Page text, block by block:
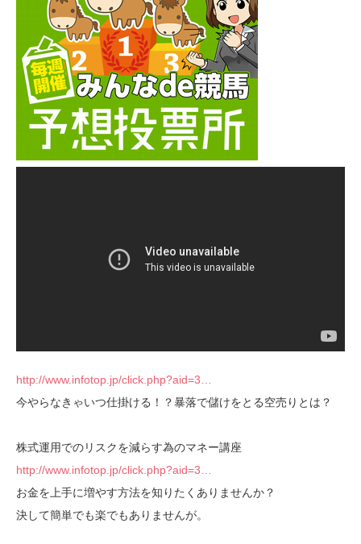
http://www.infotop.jp/click.php?aid=3…
今やらなきゃいつ仕掛ける！？暴落で儲けをとる空売りとは？
株式運用でのリスクを減らす為のマネー講座
http://www.infotop.jp/click.php?aid=3…
お金を上手に増やす方法を知りたくありませんか？
決して簡単でも楽でもありませんが。